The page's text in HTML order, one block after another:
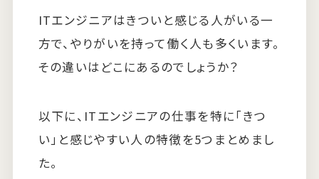
ITエンジニアはきついと感じる人がいる一
方で、やりがいを持って働く人も多くいます。
その違いはどこにあるのでしょうか？
以下に、ITエンジニアの仕事を特に「きつ
い」と感じやすい人の特徴を5つまとめまし
た。